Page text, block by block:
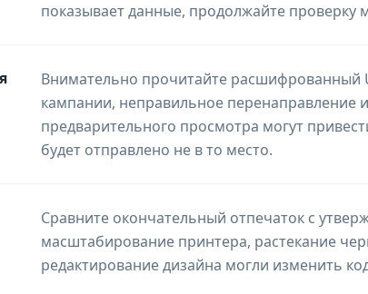
показывает данные, продолжайте проверку
Внимательно прочитайте расшифрованный
кампании, неправильное перенаправление
предварительного просмотра могут
будет отправлено не в то место.
Сравните окончательный отпечаток с
масштабирование принтера, растекание
редактирование дизайна могли изменить